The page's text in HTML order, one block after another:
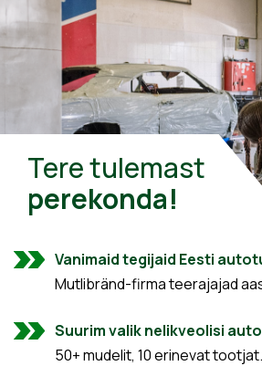
Tere tulemast
perekonda!
Vanimaid tegijaid Eesti
Mutlibränd-firma teerajajad
Suurim valik nelikveolisi
50+ mudelit, 10 erinevat